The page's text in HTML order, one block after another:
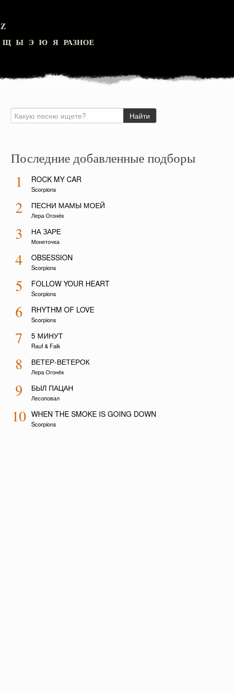
Z
Щ Ы Э Ю Я РАЗНОЕ
Последние добавленные подборы
1 ROCK MY CAR
Scorpions
2 ПЕСНИ МАМЫ МОЕЙ
Лера Огонёк
3 НА ЗАРЕ
Монеточка
4 OBSESSION
Scorpions
5 FOLLOW YOUR HEART
Scorpions
6 RHYTHM OF LOVE
Scorpions
7 5 МИНУТ
Rauf & Faik
8 ВЕТЕР-ВЕТЕРОК
Лера Огонёк
9 БЫЛ ПАЦАН
Лесоповал
10 WHEN THE SMOKE IS GOING DOWN
Scorpions